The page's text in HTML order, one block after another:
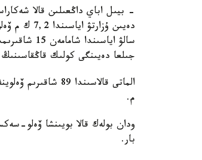
- بيىل اباي داڭعىلىن قالا
جىلعا دەيىنگى كولىك
م.
بار.